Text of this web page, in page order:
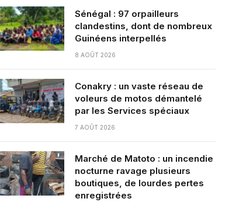
Sénégal : 97 orpailleurs
clandestins, dont de nombreux
Guinéens interpellés
8 AOÛT 2026
Conakry : un vaste réseau de
voleurs de motos démantelé
par les Services spéciaux
7 AOÛT 2026
Marché de Matoto : un incendie
nocturne ravage plusieurs
boutiques, de lourdes pertes
enregistrées